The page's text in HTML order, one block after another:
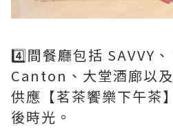
4️⃣間餐廳包括 SAVVY
Canton、大堂酒廊以
供應【茗茶饗樂下午茶
後時光。